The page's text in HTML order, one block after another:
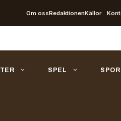
Om ossRedaktionenKällor
SPEL